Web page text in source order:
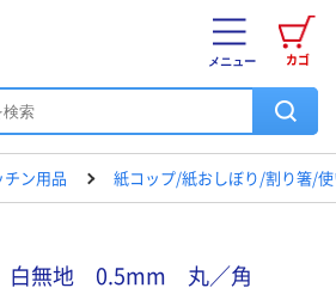
カゴ
メニュー
ン用品 紙コップ/紙おしぼり/割り箸/
白無地 0.5mm 丸／角